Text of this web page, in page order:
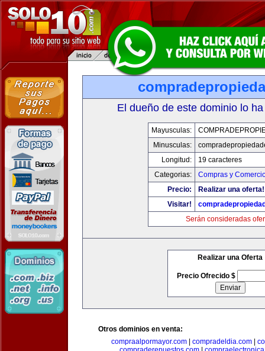
El dueño de este dominio lo
Mayusculas:
Minusculas:
Longitud:
19 caracteres
Categorias:
Compras y
Precio:
Realizar una oferta!
Visitar!
Serán consideradas
Realizar una Oferta
Precio Ofrecido $
Otros dominios en venta:
compraalpormayor.com| compradeldia.com|